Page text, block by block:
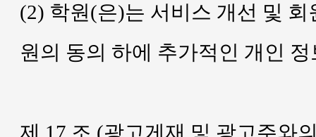
(2) 학원(은)는 서비스 개선 및
원의 동의 하에 추가적인 개인
제 17 조 (광고게재 및 광고주와